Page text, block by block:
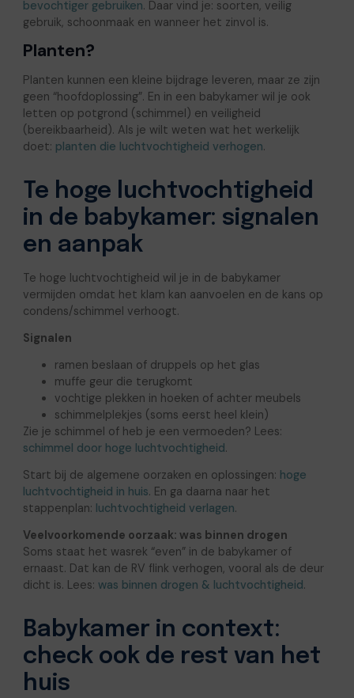
bevochtiger gebruiken. Daar vind je: soorten, veilig
gebruik, schoonmaak en wanneer het zinvol is.
Planten?
Planten kunnen een kleine bijdrage leveren, maar ze zijn
geen “hoofdoplossing”. En in een babykamer wil je ook
letten op potgrond (schimmel) en veiligheid
(bereikbaarheid). Als je wilt weten wat het werkelijk
doet: planten die luchtvochtigheid verhogen.
Te hoge luchtvochtigheid
in de babykamer: signalen
en aanpak
Te hoge luchtvochtigheid wil je in de babykamer
vermijden omdat het klam kan aanvoelen en de kans op
condens/schimmel verhoogt.
Signalen
ramen beslaan of druppels op het glas
muffe geur die terugkomt
vochtige plekken in hoeken of achter meubels
schimmelplekjes (soms eerst heel klein)
Zie je schimmel of heb je een vermoeden? Lees:
schimmel door hoge luchtvochtigheid.
Start bij de algemene oorzaken en oplossingen: hoge
luchtvochtigheid in huis. En ga daarna naar het
stappenplan: luchtvochtigheid verlagen.
Veelvoorkomende oorzaak: was binnen drogen
Soms staat het wasrek “even” in de babykamer of
ernaast. Dat kan de RV flink verhogen, vooral als de deur
dicht is. Lees: was binnen drogen & luchtvochtigheid.
Babykamer in context:
check ook de rest van het
huis